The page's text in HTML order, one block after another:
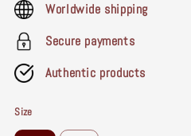
Worldwide shipping
Secure payments
Authentic products
Size